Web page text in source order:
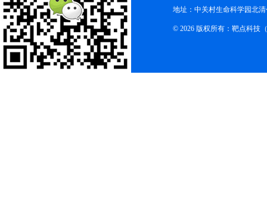
地址：中关村生命科学园北
© 2026 版权所有：靶点科技